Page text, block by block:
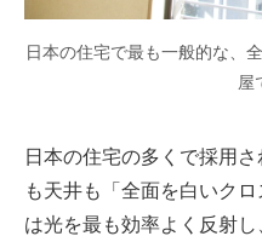
日本の住宅で最も一般的な、
屋
日本の住宅の多くで採用
も天井も「全面を白いク
は光を最も効率よく反射